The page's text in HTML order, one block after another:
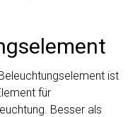
ist
für
Besser als